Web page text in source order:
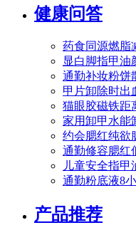
健康问答
药食同源燃脂
显白脚指甲油
通勤补妆粉饼
甲片卸除时出
猫眼胶磁铁距
家用卸甲水能
约会腮红纯欲
通勤修容腮红
儿童安全指甲
通勤粉底液8
产品推荐